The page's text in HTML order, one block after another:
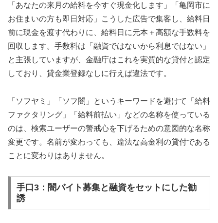
「あなたの来月の給料を今すぐ現金化します」「亀岡市に
お住まいの方も即日対応」こうした広告で集客し、給料日
前に現金を渡す代わりに、給料日に元本＋高額な手数料を
回収します。手数料は「融資ではないから利息ではない」
と主張していますが、金融庁はこれを実質的な貸付と認定
しており、貸金業登録なしに行えば違法です。
「ソフヤミ」「ソフ闇」というキーワードを避けて「給料
ファクタリング」「給料前払い」などの名称を使っている
のは、検索ユーザーの警戒心を下げるための意図的な名称
変更です。名前が変わっても、違法な高金利の貸付である
ことに変わりはありません。
手口3：闇バイト募集と融資をセットにした勧
誘